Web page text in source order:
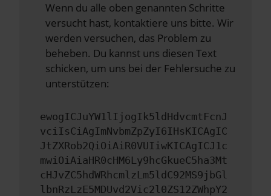
Wenn du alle oben genannten Schritte
versucht hast, kontaktiere uns bitte. Wir
werden versuchen, das Problem zu
beheben. Du kannst uns diesen Text
schicken, um uns bei der Fehlersuche zu
unterstützen:
ewogICJuYW1lIjogIk5ldHdvcmtFcnJ
vciIsCiAgImNvbmZpZyI6IHsKICAgIC
JtZXRob2QiOiAiR0VUIiwKICAgICJ1c
mwiOiAiaHR0cHM6Ly9hcGkueC5ha3Mt
cHJvZC5hdWRhcmlzLm5ldC92MS9jbGl
lbnRzLzE5MDUvd2Vic2l0ZS12ZWhpY2